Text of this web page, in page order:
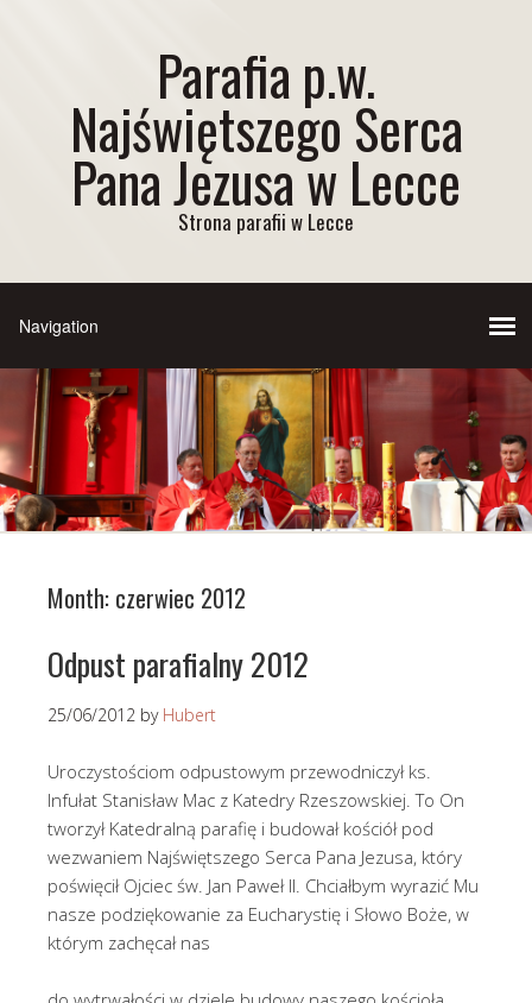
Parafia p.w.
Najświętszego Serca
Pana Jezusa w Lecce
Strona parafii w Lecce
Month: czerwiec 2012
Odpust parafialny 2012
25/06/2012 by Hubert
Uroczystościom odpustowym przewodniczył ks.
Infułat Stanisław Mac z Katedry Rzeszowskiej. To On
tworzył Katedralną parafię i budował kościół pod
wezwaniem Najświętszego Serca Pana Jezusa, który
poświęcił Ojciec św. Jan Paweł II. Chciałbym wyrazić Mu
nasze podziękowanie za Eucharystię i Słowo Boże, w
którym zachęcał nas